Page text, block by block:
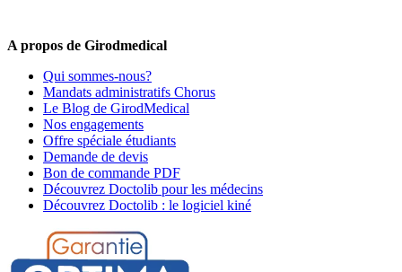
A propos de Girodmedical
Qui sommes-nous?
Mandats administratifs Chorus
Le Blog de GirodMedical
Nos engagements
Offre spéciale étudiants
Demande de devis
Bon de commande PDF
Découvrez Doctolib pour les médecins
Découvrez Doctolib : le logiciel kiné